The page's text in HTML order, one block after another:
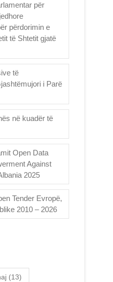
për
përdorimin e
të Shtetit gjatë
të
i Parë
në kuadër të
Open Data
Against
2025
Tender Evropë,
2010 – 2026
(13)